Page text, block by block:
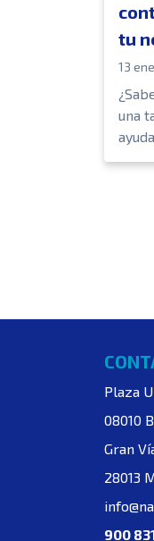
tu
13
una
Plaza
08010
Gran
28013
900